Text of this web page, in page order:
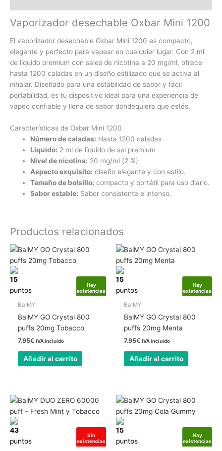
Vaporizador desechable Oxbar Mini 1200
El vaporizador desechable Oxbar Mini 1200 es compacto,
elegante y perfecto para vapear en cualquier lugar. Con 2 ml
de líquido premium con sales de nicotina a 20 mg/ml, ofrece
hasta 1200 caladas en un diseño estilizado que se activa al
inhalar. Diseñado para una estabilidad de sabor y fácil
portabilidad, es tu dispositivo ideal para una experiencia de
vapeo confiable y llena de sabor dondequiera que estés.
Características de Oxbar Mini 1200
Número de caladas: Hasta 1200 caladas
Líquido: 2 ml de líquido de sal premium
Nivel de nicotina: 20 mg/ml (2 %)
Aspecto exquisito: diseño elegante y con estilo.
Tamaño de bolsillo: compacto y portátil para uso diario.
Sabor estable: Sabor consistente e intenso.
Productos relacionados
Hay
existencias
15
puntos
BalMY
BalMY GO Crystal 800
puffs 20mg Tobacco
7.95€ IVA incluido
Añadir al carrito
Hay
existencias
15
puntos
BalMY
BalMY GO Crystal 800
puffs 20mg Menta
7.95€ IVA incluido
Añadir al carrito
Sin
existencias
43
puntos
Hay
existencias
15
puntos